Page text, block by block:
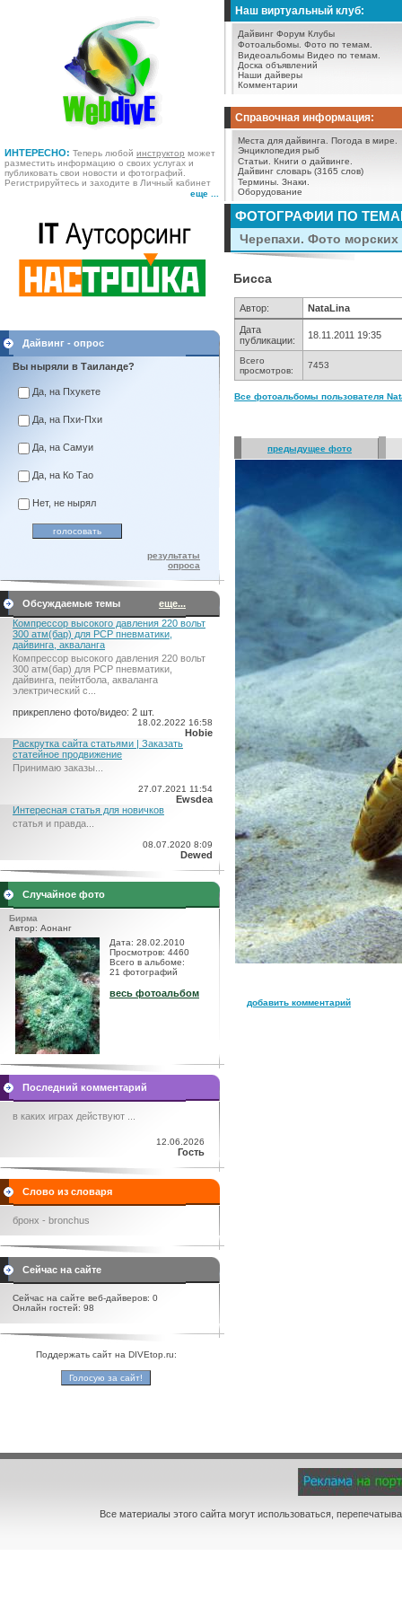
ИНТЕРЕСНО: Теперь любой инструктор может
разместить информацию о своих услугах и
публиковать свои новости и фотографий.
Регистрируйтесь и заходите в Личный кабинет
еще ...
Наш виртуальный клуб:
Дайвинг Форум Клубы
Фотоальбомы. Фото по темам.
Видеоальбомы Видео по темам.
Доска объявлений
Наши дайверы
Комментарии
Справочная информация:
Места для дайвинга.
Погода в мире.
Энциклопедия рыб
Статьи.
Книги о дайвинге.
Дайвинг словарь (3165 слов)
Термины. Знаки.
Оборудование
Дайвинг - опрос
Вы ныряли в Таиланде?
Да, на Пхукете
Да, на Пхи-Пхи
Да, на Самуи
Да, на Ко Тао
Нет, не нырял
результаты
опроса
Обсуждаемые темы
еще...
Компрессор высокого давления 220 вольт
300 атм(бар) для PCP пневматики,
дайвинга, акваланга
Компрессор высокого давления 220 вольт
300 атм(бар) для PCP пневматики,
дайвинга, пейнтбола, акваланга
электрический c...
прикреплено фото/видео: 2 шт.
18.02.2022 16:58
Hobie
Раскрутка сайта статьями | Заказать
статейное продвижение
Принимаю заказы...
27.07.2021 11:54
Ewsdea
Интересная статья для новичков
статья и правда...
08.07.2020 8:09
Dewed
Случайное фото
Бирма
Автор: Аонанг
Дата: 28.02.2010
Просмотров: 4460
Всего в альбоме:
21 фотографий
весь фотоальбом
Последний комментарий
в каких играх действуют ...
12.06.2026
Гость
Слово из словаря
бронх - bronchus
Сейчас на сайте
Сейчас на сайте веб-дайверов: 0
Онлайн гостей: 98
Поддержать сайт на DIVEtop.ru:
ФОТОГРАФИИ ПО
Черепахи. Фото морских
Бисса
Автор:
NataLina
Дата
публикации:
18.11.2011 19:35
Всего
просмотров:
7453
Все фотоальбомы пользователя
предыдущее фото
добавить комментарий
Все материалы этого сайта могут использоваться,